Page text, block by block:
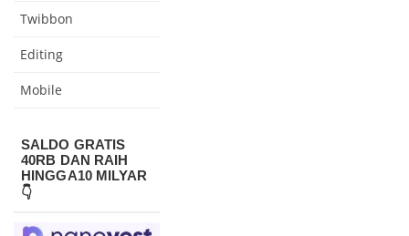
Twibbon
Editing
Mobile
SALDO GRATIS
40RB DAN RAIH
HINGGA10 MILYAR
👇